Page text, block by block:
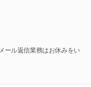
ール返信業務はお休みをい